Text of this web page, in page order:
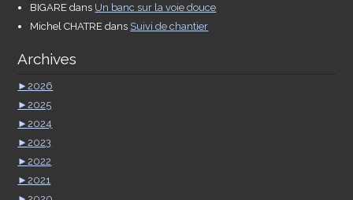
BIGARE dans Un banc sur la voie douce
Michel CHATRE dans Suivi de chantier
Archives
►2026
►2025
►2024
►2023
►2022
►2021